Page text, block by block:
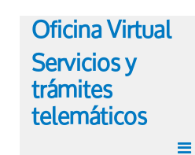
Oficina Virtual
Servicios y
trámites
telemáticos